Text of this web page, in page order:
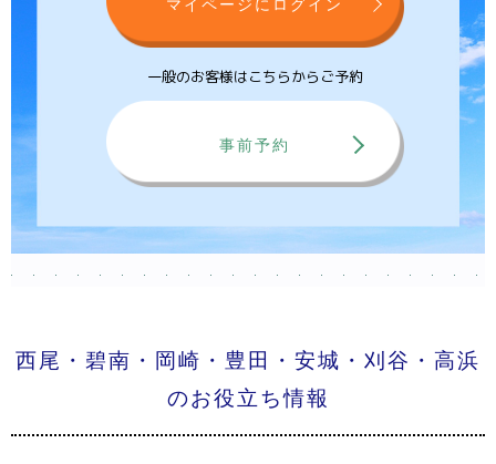
マイページにログイン
一般のお客様はこちらからご予約
事前予約
西尾・碧南・岡崎・豊田・安城・刈谷・高浜
のお役立ち情報